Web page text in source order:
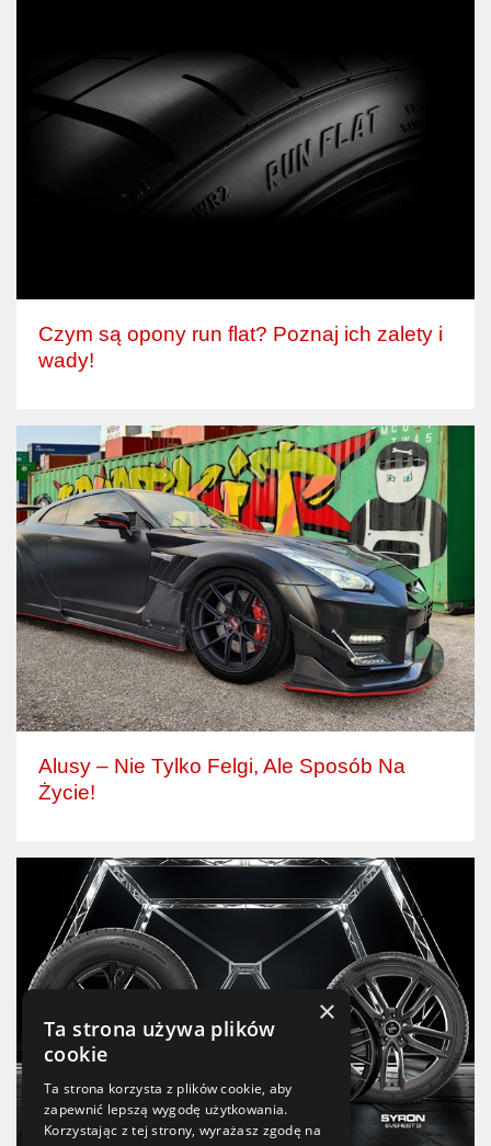
Czym są opony run flat? Poznaj ich zalety i
wady!
Alusy – Nie Tylko Felgi, Ale Sposób Na
Życie!
×
Ta strona używa plików
cookie
Ta strona korzysta z plików cookie, aby
zapewnić lepszą wygodę użytkowania.
Korzystając z tej strony, wyrażasz zgodę na